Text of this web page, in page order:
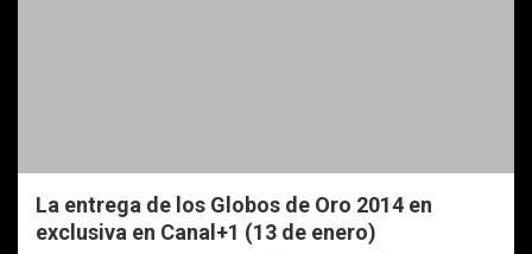
La entrega de los Globos de Oro 2014 en
exclusiva en Canal+1 (13 de enero)